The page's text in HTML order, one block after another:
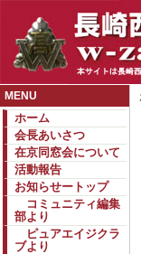
MENU
ホーム
会長あいさつ
在京同窓会について
活動報告
お知らせートップ
コミュニティ編集
部より
ピュアエイジクラ
ブより